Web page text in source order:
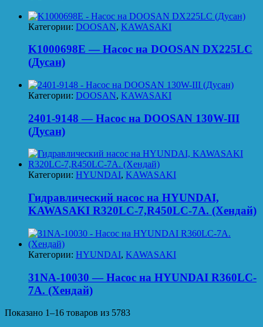
Категории: DOOSAN, KAWASAKI
K1000698E — Насос на DOOSAN DX225LC
(Дусан)
Категории: DOOSAN, KAWASAKI
2401-9148 — Насос на DOOSAN 130W-III
(Дусан)
Категории: HYUNDAI, KAWASAKI
Гидравлический насос на HYUNDAI,
KAWASAKI R320LC-7,R450LC-7A. (Хендай)
Категории: HYUNDAI, KAWASAKI
31NA-10030 — Насос на HYUNDAI R360LC-
7A. (Хендай)
Показано 1–16 товаров из 5783